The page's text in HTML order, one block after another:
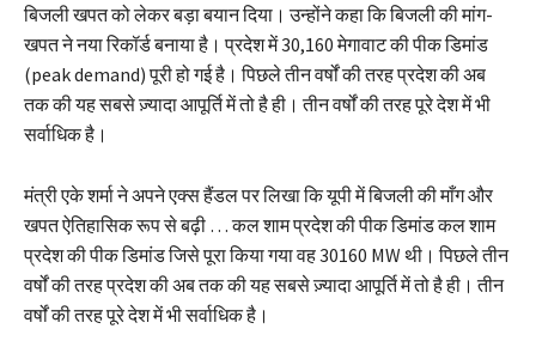
बिजली खपत को लेकर बड़ा बयान दिया। उन्होंने कहा कि बिजली की मांग-
खपत ने नया रिकॉर्ड बनाया है। प्रदेश में 30,160 मेगावाट की पीक डिमांड
(peak demand) पूरी हो गई है। पिछले तीन वर्षों की तरह प्रदेश की अब
तक की यह सबसे ज़्यादा आपूर्ति में तो है ही। तीन वर्षों की तरह पूरे देश में भी
सर्वाधिक है।
मंत्री एके शर्मा ने अपने एक्स हैंडल पर लिखा कि यूपी में बिजली की माँग और
खपत ऐतिहासिक रूप से बढ़ी … कल शाम प्रदेश की पीक डिमांड कल शाम
प्रदेश की पीक डिमांड जिसे पूरा किया गया वह 30160 MW थी। पिछले तीन
वर्षों की तरह प्रदेश की अब तक की यह सबसे ज़्यादा आपूर्ति में तो है ही। तीन
वर्षों की तरह पूरे देश में भी सर्वाधिक है।